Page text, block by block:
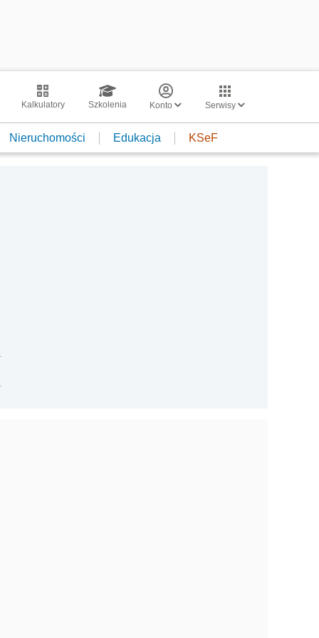
Kalkulatory Szkolenia Konto Serwisy
Nieruchomości Edukacja KSeF